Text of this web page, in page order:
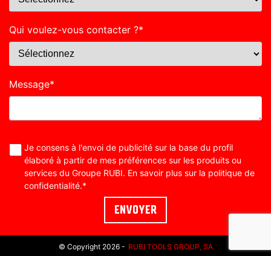
Qui voulez-vous contacter ?*
Message*
Je consens à l'envoi de publicité sur la base du profil
élaboré à partir de mes préférences sur les produits ou
services du Groupe RUBI. En savoir plus sur la politique de
confidentialité.*
© Copyright 2026 - RUBI TOOLS GROUP, SA